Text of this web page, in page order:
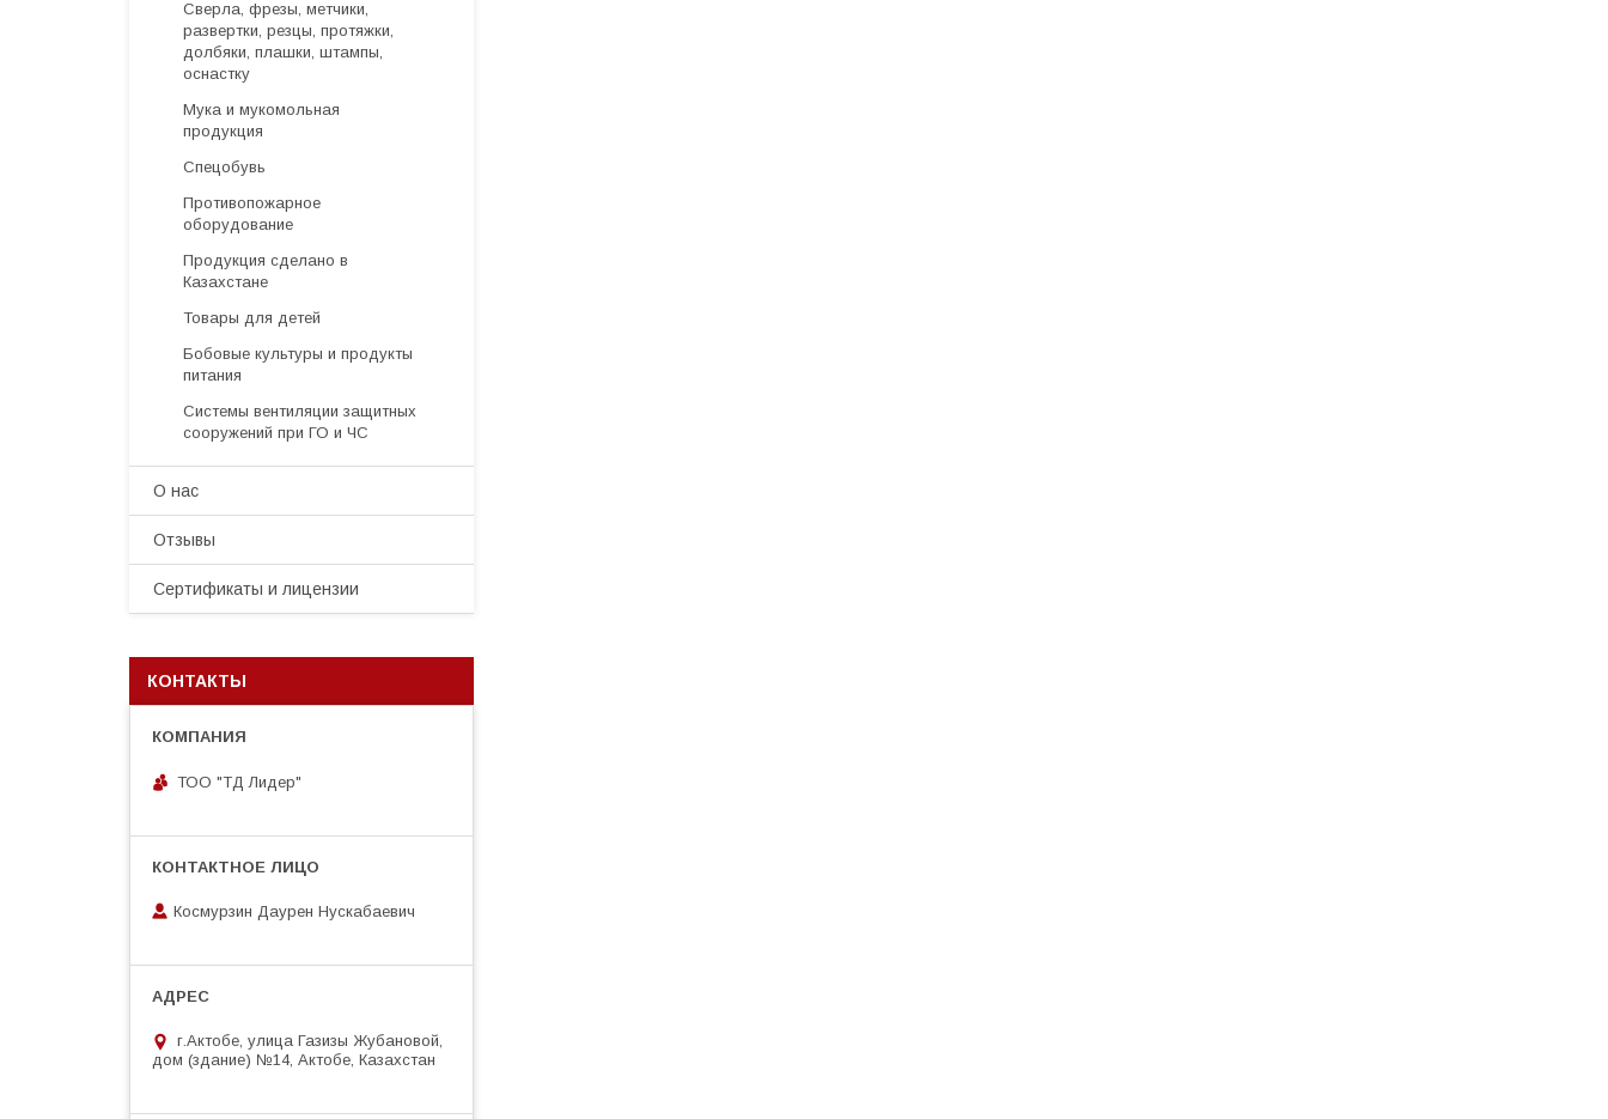
Cверла, фрезы, метчики,
развертки, резцы, протяжки,
долбяки, плашки, штампы,
оснастку
Мука и мукомольная
продукция
Спецобувь
Противопожарное
оборудование
Продукция сделано в
Казахстане
Товары для детей
Бобовые культуры и продукты
питания
Системы вентиляции защитных
сооружений при ГО и ЧС
О нас
Отзывы
Сертификаты и лицензии
КОНТАКТЫ
ТОО "ТД Лидер"
Космурзин Даурен Нускабаевич
г.Актобе, улица Газизы Жубановой,
дом (здание) №14, Актобе, Казахстан